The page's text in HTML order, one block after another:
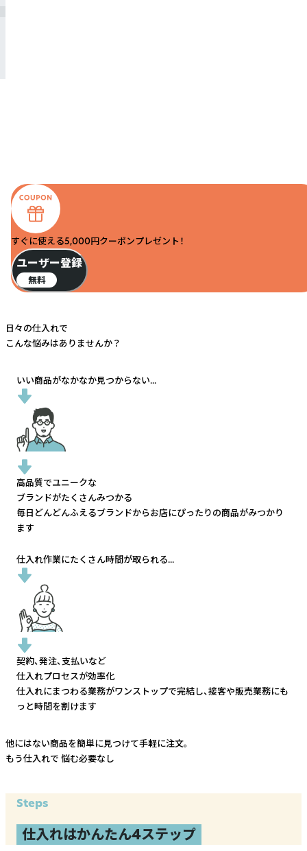
すぐに使える5,000円クーポンプレゼント！
ユーザー登録
無料
日々の仕入れで
こんな悩みはありませんか？
いい商品がなかなか見つからない...
高品質でユニークな
ブランドがたくさんみつかる
毎日どんどんふえるブランドからお店にぴったりの商品がみつかり
ます
仕入れ作業にたくさん時間が取られる...
契約、発注、支払いなど
仕入れプロセスが効率化
仕入れにまつわる業務がワンストップで完結し、接客や販売業務にも
っと時間を割けます
他にはない商品を簡単に見つけて手軽に注文。
もう仕入れで 悩む必要なし
Steps
仕入れはかんたん4ステップ